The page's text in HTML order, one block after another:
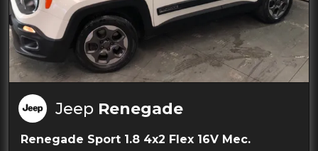
Jeep Renegade
Renegade Sport 1.8 4x2 Flex 16V Mec.